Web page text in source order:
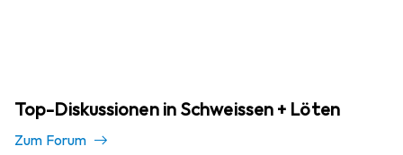
Top-Diskussionen in Schweissen + Löten
Zum Forum